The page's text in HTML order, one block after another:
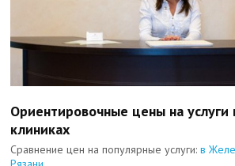
Ориентировочные цены на услуги
клиниках
Сравнение цен на популярные услуги:в